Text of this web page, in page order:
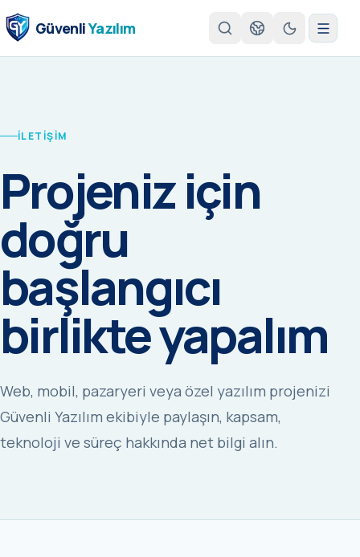
GüvenliYazılım
İLETİŞİM
Projeniz için
doğru
başlangıcı
birlikte yapalım
Web, mobil, pazaryeri veya özel yazılım projenizi
Güvenli Yazılım ekibiyle paylaşın, kapsam,
teknoloji ve süreç hakkında net bilgi alın.